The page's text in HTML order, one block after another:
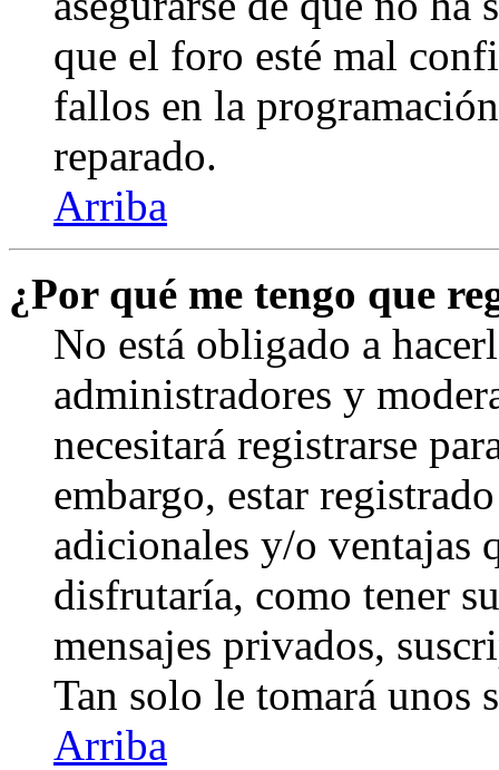
que el foro esté mal
fallos en la
reparado.
Arriba
¿Por qué me tengo que
No está obligado a
administradores y
necesitará registrarse
embargo, estar
adicionales y/o ventajas
disfrutaría, como tener
mensajes privados,
Tan solo le tomará unos
Arriba